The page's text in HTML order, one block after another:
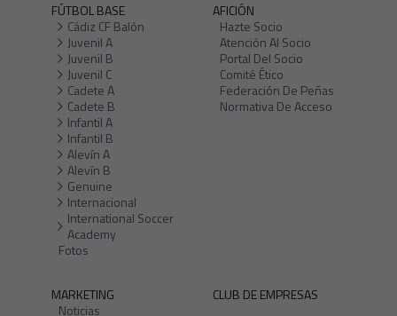
FÚTBOL BASE
Cádiz CF Balón
Juvenil A
Juvenil B
Juvenil C
Cadete A
Cadete B
Infantil A
Infantil B
Alevín A
Alevín B
Genuine
Internacional
International Soccer
Academy
Fotos
AFICIÓN
Hazte Socio
Atención Al Socio
Portal Del Socio
Comité Ético
Federación De Peñas
Normativa De Acceso
MARKETING
Noticias
CLUB DE EMPRESAS